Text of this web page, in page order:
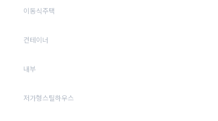
이동식주택
컨테이너
내부
저가형스틸하우스